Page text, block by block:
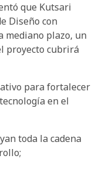
que Kutsari
Diseño con
mediano plazo, un
proyecto cubrirá
para fortalecer
en el
toda la cadena